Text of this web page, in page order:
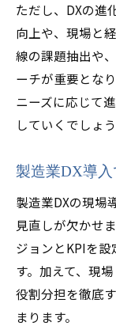
ただし、DXの進
向上や、現場と
線の課題抽出や
ーチが重要とな
ニーズに応じて
していくでしょう
製造業DX導
製造業DXの現場
見直しが欠かせ
ジョンとKPIを
す。加えて、現
役割分担を徹底
まります。